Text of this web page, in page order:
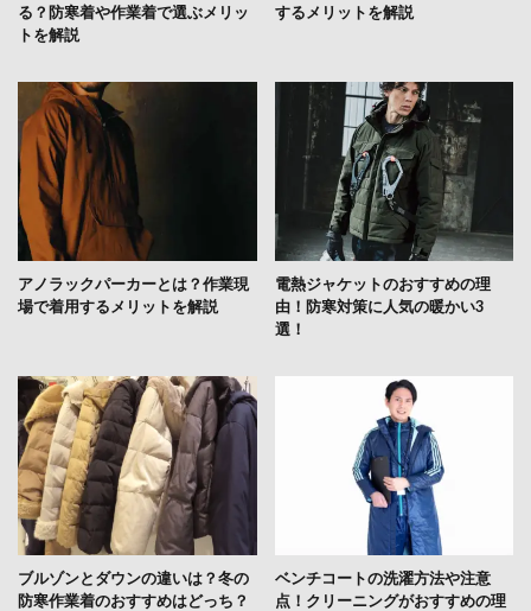
る？防寒着や作業着で選ぶメリッ
トを解説
するメリットを解説
アノラックパーカーとは？作業現
場で着用するメリットを解説
電熱ジャケットのおすすめの理
由！防寒対策に人気の暖かい3
選！
ブルゾンとダウンの違いは？冬の
防寒作業着のおすすめはどっち？
ベンチコートの洗濯方法や注意
点！クリーニングがおすすめの理